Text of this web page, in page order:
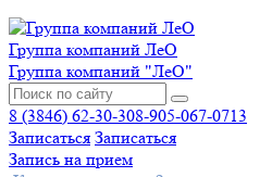
Группа компаний ЛеО
Группа компаний "ЛеО"
8 (3846) 62-30-308-905-067-0713
Записаться Записаться
Запись на прием